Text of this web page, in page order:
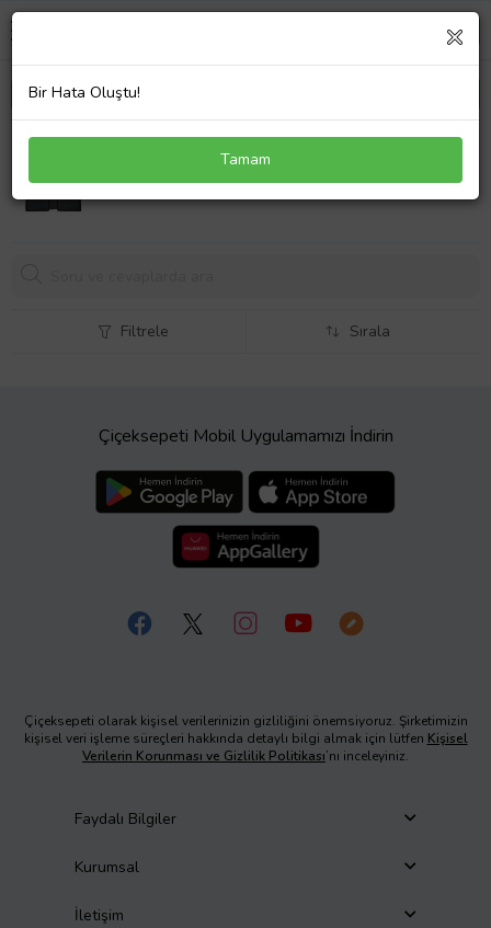
Nıssan X-Traıl 2015 3D X-Mat Havuzlu Paspas
2499,00 TL
Filtrele Sırala
Çiçeksepeti Mobil Uygulamamızı İndirin
Çiçeksepeti olarak kişisel verilerinizin gizliliğini önemsiyoruz. Şirketimizin
kişisel veri işleme süreçleri hakkında detaylı bilgi almak için lütfen Kişisel
Verilerin Korunması ve Gizlilik Politikası’nı inceleyiniz.
Faydalı Bilgiler
Kurumsal
İletişim
Bir Hata Oluştu!
Tamam